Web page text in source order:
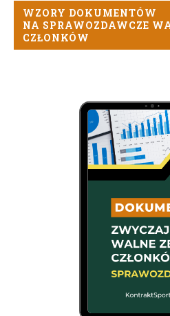
WZORY DOKUMENTÓW
NA SPRAWOZDAWCZE
CZŁONKÓW